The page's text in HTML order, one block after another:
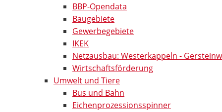
BBP-Opendata
Baugebiete
Gewerbegebiete
IKEK
Netzausbau: Westerkappeln -
Wirtschaftsförderung
Umwelt und Tiere
Bus und Bahn
Eichenprozessionsspinner